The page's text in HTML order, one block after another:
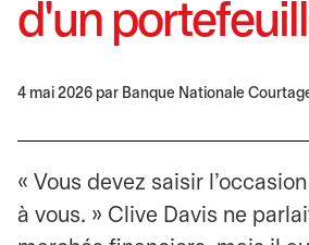
d'un
4 mai 2026 par Banque Nationale
« Vous devez saisir
à vous. » Clive Davis ne